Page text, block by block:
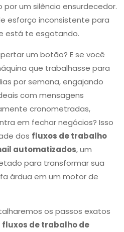
um silêncio ensurdecedor.
esforço inconsistente para
está te esgotando.
um botão? E se você
que trabalhasse para
por semana, engajando
com mensagens
cronometradas,
em fechar negócios? Isso
dos fluxos de trabalho
automatizados, um
para transformar sua
árdua em um motor de
os passos exatos
fluxos de trabalho de